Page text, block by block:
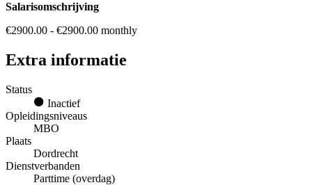
Salarisomschrijving
€2900.00 - €2900.00 monthly
Extra informatie
Status
Inactief
Opleidingsniveaus
MBO
Plaats
Dordrecht
Dienstverbanden
Parttime (overdag)